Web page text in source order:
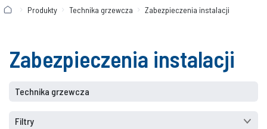
Produkty Technika grzewcza Zabezpieczenia instalacji
Zabezpieczenia instalacji
Technika grzewcza
Filtry